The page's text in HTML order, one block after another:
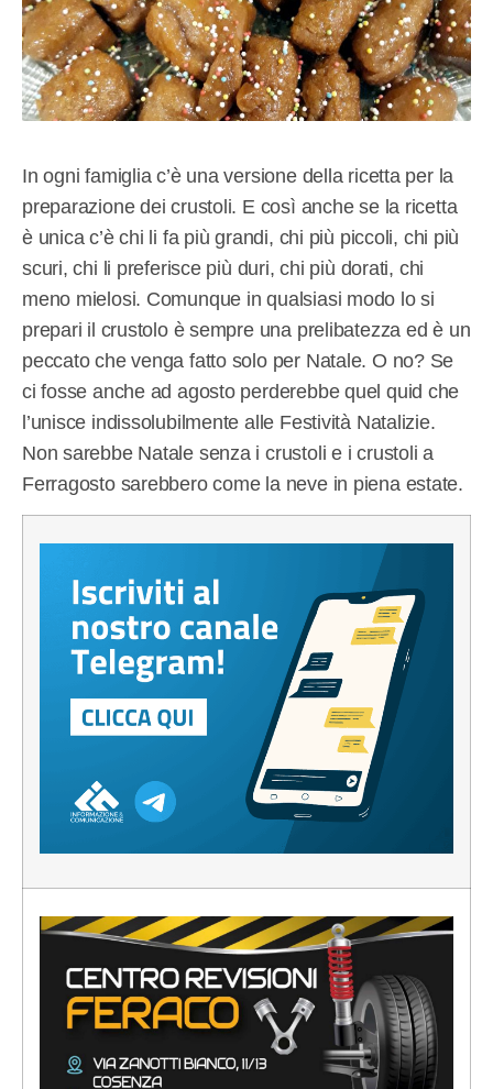
In ogni famiglia c’è una versione della ricetta per la
preparazione dei crustoli. E così anche se la ricetta
è unica c’è chi li fa più grandi, chi più piccoli, chi più
scuri, chi li preferisce più duri, chi più dorati, chi
meno mielosi. Comunque in qualsiasi modo lo si
prepari il crustolo è sempre una prelibatezza ed è un
peccato che venga fatto solo per Natale. O no? Se
ci fosse anche ad agosto perderebbe quel quid che
l’unisce indissolubilmente alle Festività Natalizie.
Non sarebbe Natale senza i crustoli e i crustoli a
Ferragosto sarebbero come la neve in piena estate.